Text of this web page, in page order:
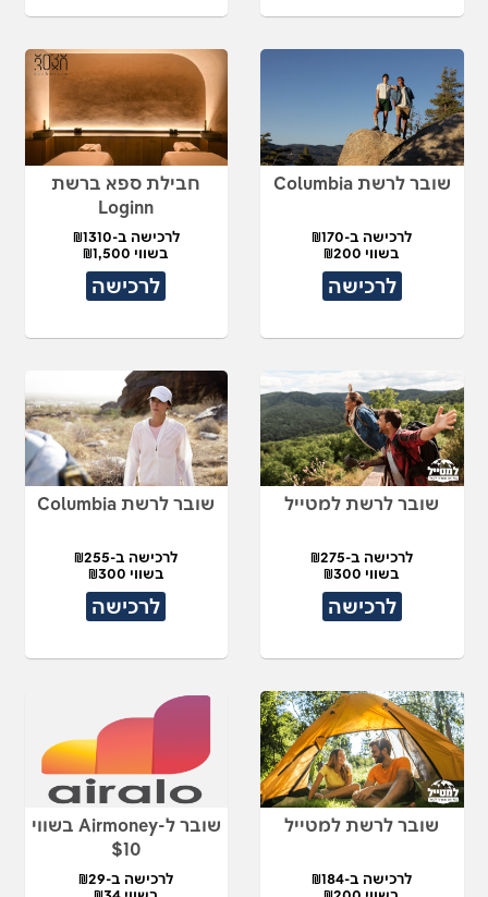
שובר לרשת Columbia
לרכישה ב-₪170
בשווי ₪200
לרכישה
חבילת ספא ברשת
Loginn
לרכישה ב-₪1310
בשווי ₪1,500
לרכישה
שובר לרשת למטייל
לרכישה ב-₪275
בשווי ₪300
לרכישה
שובר לרשת Columbia
לרכישה ב-₪255
בשווי ₪300
לרכישה
שובר לרשת למטייל
לרכישה ב-₪184
שובר ל-Airmoney בשווי
$10
לרכישה ב-₪29